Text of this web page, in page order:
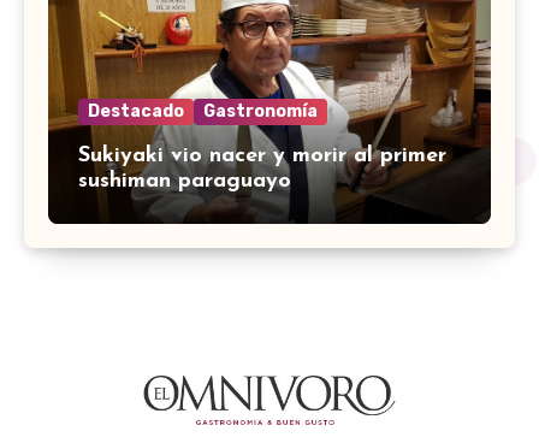
Destacado Gastronomía
Sukiyaki vio nacer y morir al primer
sushiman paraguayo